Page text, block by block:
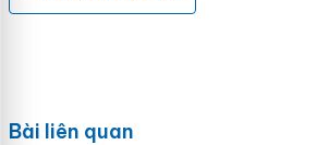
Bài liên quan